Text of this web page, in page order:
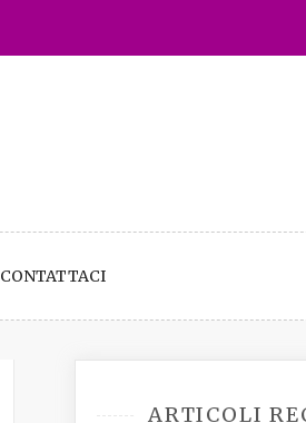
CONTATTACI
ARTICOLI